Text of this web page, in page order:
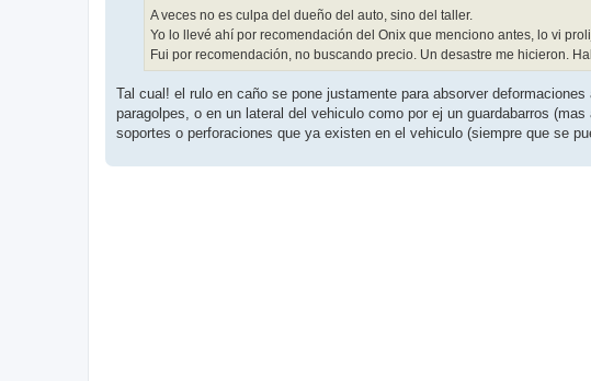
A veces no es culpa del dueño del auto, sino del taller.
Yo lo llevé ahí por recomendación del Onix que menciono antes, lo vi
Fui por recomendación, no buscando precio. Un desastre me hicieron.
Tal cual! el rulo en caño se pone justamente para absorver
paragolpes, o en un lateral del vehiculo como por ej un guardabarros
soportes o perforaciones que ya existen en el vehiculo (siempre que se